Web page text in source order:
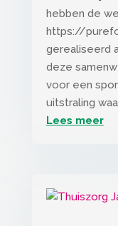
hebben de
https://
gerealiseerd
deze
voor een
uitstraling
Lees meer